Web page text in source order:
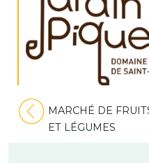
Navigation
de
MARCHÉ DE
ET LÉGUMES